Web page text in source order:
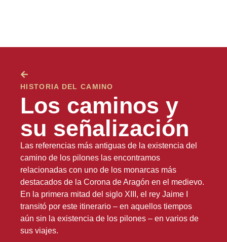
HISTORIA DEL CAMINO
Los caminos y
su señalización
Las referencias más antiguas de la existencia del
camino de los pilones las encontramos
relacionadas con uno de los monarcas más
destacados de la Corona de Aragón en el medievo.
En la primera mitad del siglo XIII, el rey Jaime I
transitó por este itinerario – en aquellos tiempos
aún sin la existencia de los pilones – en varios de
sus viajes.